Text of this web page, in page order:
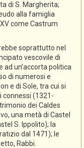
di S. Margherita;
alla famiglia
come Castrum
soprattutto nel
vescovile di
ad un’accorta politica
di numerosi e
e di Sole, tra cui si
connessi (1321-
dei Caldes
una metà di Castel
S. Ippolito); la
dal 1471); le
Rabbi.